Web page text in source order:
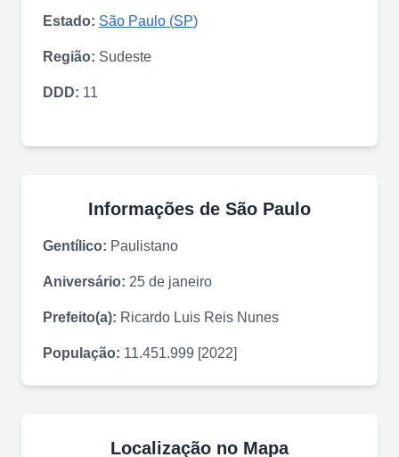
Estado: São Paulo (SP)
Região: Sudeste
DDD: 11
Informações de São Paulo
Gentílico: Paulistano
Aniversário: 25 de janeiro
Prefeito(a): Ricardo Luis Reis Nunes
População: 11.451.999 [2022]
Localização no Mapa